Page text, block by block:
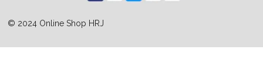
© 2024 Online Shop HRJ